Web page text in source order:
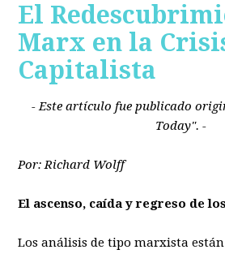
El
Marx en la
Capitalista
- Este artículo fue publicado
Today". -
Por: Richard Wolff
El ascenso, caída y regreso de
Los análisis de tipo marxista